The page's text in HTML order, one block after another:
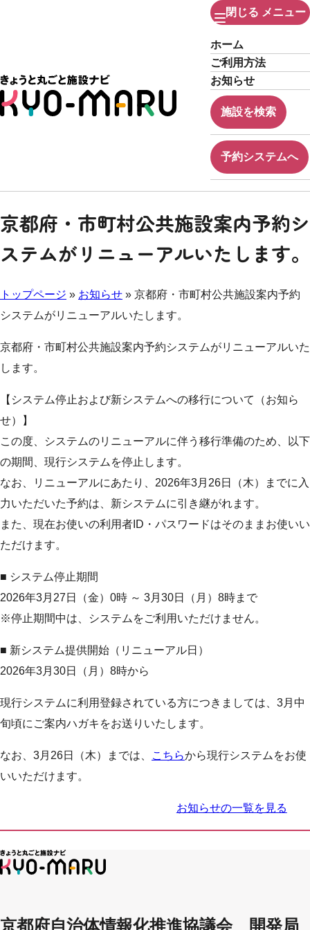
閉じる メニュー
ホーム
ご利用方法
お知らせ
施設を検索
予約システムへ
京都府・市町村公共施設案内予約シ
ステムがリニューアルいたします。
トップページ » お知らせ » 京都府・市町村公共施設案内予約
システムがリニューアルいたします。
京都府・市町村公共施設案内予約システムがリニューアルいた
します。
【システム停止および新システムへの移行について（お知ら
せ）】
この度、システムのリニューアルに伴う移行準備のため、以下
の期間、現行システムを停止します。
なお、リニューアルにあたり、2026年3月26日（木）までに入
力いただいた予約は、新システムに引き継がれます。
また、現在お使いの利用者ID・パスワードはそのままお使いい
ただけます。
■ システム停止期間
2026年3月27日（金）0時 ～ 3月30日（月）8時まで
※停止期間中は、システムをご利用いただけません。
■ 新システム提供開始（リニューアル日）
2026年3月30日（月）8時から
現行システムに利用登録されている方につきましては、3月中
旬頃にご案内ハガキをお送りいたします。
なお、3月26日（木）までは、 こちらから現行システムをお使
いいただけます。
お知らせの一覧を見る
京都府自治体情報化推進協議会 開発局